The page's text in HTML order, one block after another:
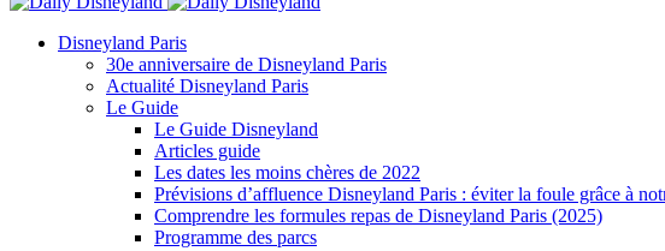
Disneyland Paris
30e anniversaire de Disneyland Paris
Actualité Disneyland Paris
Le Guide
Le Guide Disneyland
Articles guide
Les dates les moins chères de 2022
Prévisions d’affluence Disneyland Paris : éviter la foule grâce à
Comprendre les formules repas de Disneyland Paris (2025)
Programme des parcs